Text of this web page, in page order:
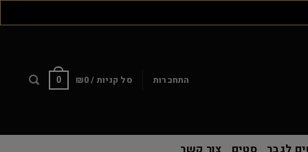
התחברות סל קניות / ₪0
0